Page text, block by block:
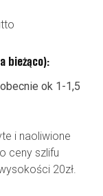
bieżąco):
ok 1-1,5
i naoliwione
ceny szlifu
20zł.